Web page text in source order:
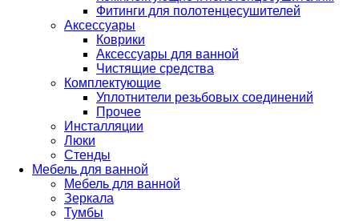
Фитинги для полотенцесушителей
Аксессуары
Коврики
Аксессуары для ванной
Чистящие средства
Комплектующие
Уплотнители резьбовых соединений
Прочее
Инсталляции
Люки
Стенды
Мебель для ванной
Мебель для ванной
Зеркала
Тумбы